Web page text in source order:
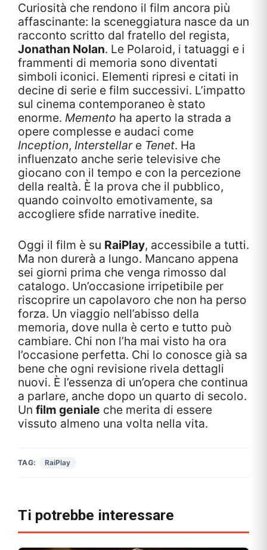
Curiosità che rendono il film ancora più
affascinante: la sceneggiatura nasce da un
racconto scritto dal fratello del regista,
Jonathan Nolan. Le Polaroid, i tatuaggi e i
frammenti di memoria sono diventati
simboli iconici. Elementi ripresi e citati in
decine di serie e film successivi. L’impatto
sul cinema contemporaneo è stato
enorme. Memento ha aperto la strada a
opere complesse e audaci come
Inception, Interstellare Tenet. Ha
influenzato anche serie televisive che
giocano con il tempo e con la percezione
della realtà. È la prova che il pubblico,
quando coinvolto emotivamente, sa
accogliere sfide narrative inedite.
Oggi il film è su RaiPlay, accessibile a tutti.
Ma non durerà a lungo. Mancano appena
sei giorni prima che venga rimosso dal
catalogo. Un’occasione irripetibile per
riscoprire un capolavoro che non ha perso
forza. Un viaggio nell’abisso della
memoria, dove nulla è certo e tutto può
cambiare. Chi non l’ha mai visto ha ora
l’occasione perfetta. Chi lo conosce già sa
bene che ogni revisione rivela dettagli
nuovi. È l’essenza di un’opera che continua
a parlare, anche dopo un quarto di secolo.
Un film geniale che merita di essere
vissuto almeno una volta nella vita.
TAG: RaiPlay
Ti potrebbe interessare